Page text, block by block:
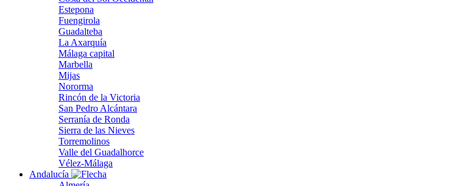
Estepona
Fuengirola
Guadalteba
La Axarquía
Málaga capital
Marbella
Mijas
Nororma
Rincón de la Victoria
San Pedro Alcántara
Serranía de Ronda
Sierra de las Nieves
Torremolinos
Valle del Guadalhorce
Vélez-Málaga
Andalucía